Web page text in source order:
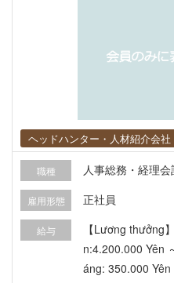
ヘッドハンター・人材紹介会社
職種 人事総務・経理
雇用形態 正社員
給与
【Lương thưởng
n:4.200.000 Yên
áng: 350.000 Yên ～